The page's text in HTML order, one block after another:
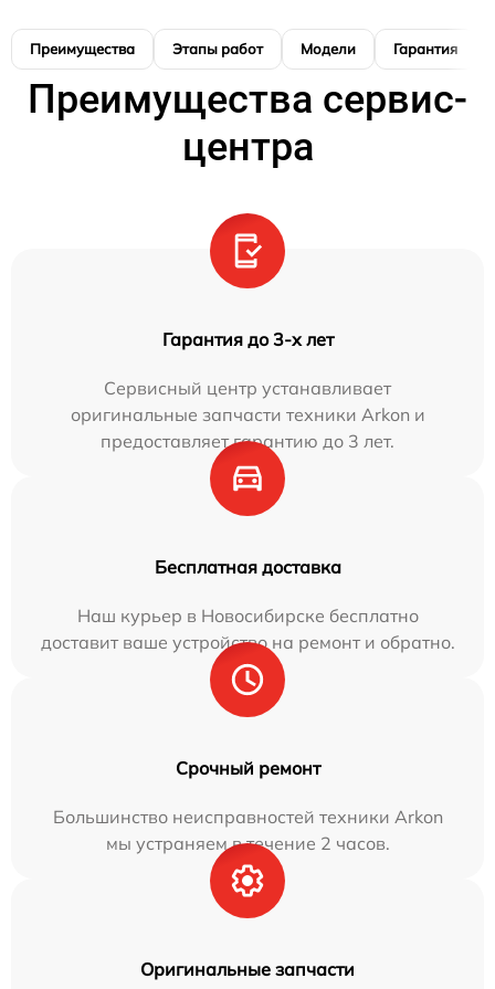
Преимущества Этапы работ Модели Гарантия
Преимущества сервис-
центра
Гарантия до 3-х лет
Сервисный центр устанавливает
оригинальные запчасти техники Arkon и
предоставляет гарантию до 3 лет.
Бесплатная доставка
Наш курьер в Новосибирске бесплатно
доставит ваше устройство на ремонт и обратно.
Срочный ремонт
Большинство неисправностей техники Arkon
мы устраняем в течение 2 часов.
Оригинальные запчасти